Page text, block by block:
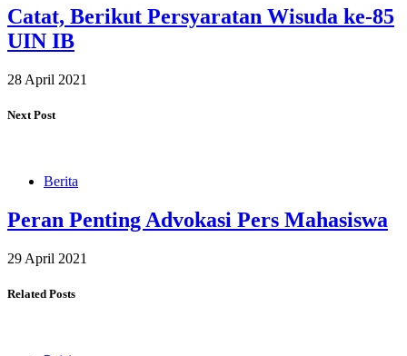
Catat, Berikut Persyaratan Wisuda ke-85
UIN IB
28 April 2021
Next Post
Berita
Peran Penting Advokasi Pers Mahasiswa
29 April 2021
Related Posts